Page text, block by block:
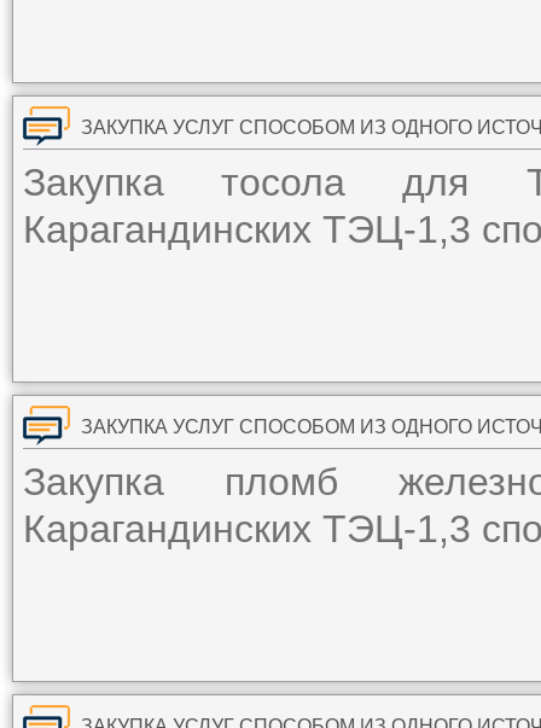
ЗАКУПКА УСЛУГ СПОСОБОМ ИЗ ОДНОГО
Закупка тосола для
Карагандинских ТЭЦ-1,3
ЗАКУПКА УСЛУГ СПОСОБОМ ИЗ ОДНОГО
Закупка пломб
Карагандинских ТЭЦ-1,3